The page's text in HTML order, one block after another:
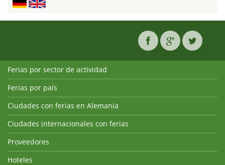
Ferias por sector de actividad
Ferias por país
Ciudades con ferias en Alemania
Ciudades internacionales con ferias
Proveedores
Hoteles